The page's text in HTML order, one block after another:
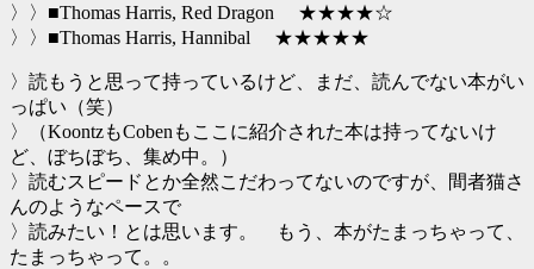
〉〉■Thomas Harris, Red Dragon ★★★★☆
〉〉■Thomas Harris, Hannibal ★★★★★
〉読もうと思って持っているけど、まだ、読んでない本がい
っぱい（笑）
〉（KoontzもCobenもここに紹介された本は持ってないけ
ど、ぼちぼち、集め中。）
〉読むスピードとか全然こだわってないのですが、間者猫さ
んのようなペースで
〉読みたい！とは思います。 もう、本がたまっちゃって、
たまっちゃって。。